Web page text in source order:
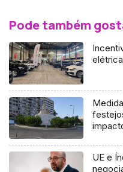
Pode também
UE e